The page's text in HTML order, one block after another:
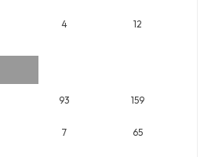
4 12
93 159
7 65